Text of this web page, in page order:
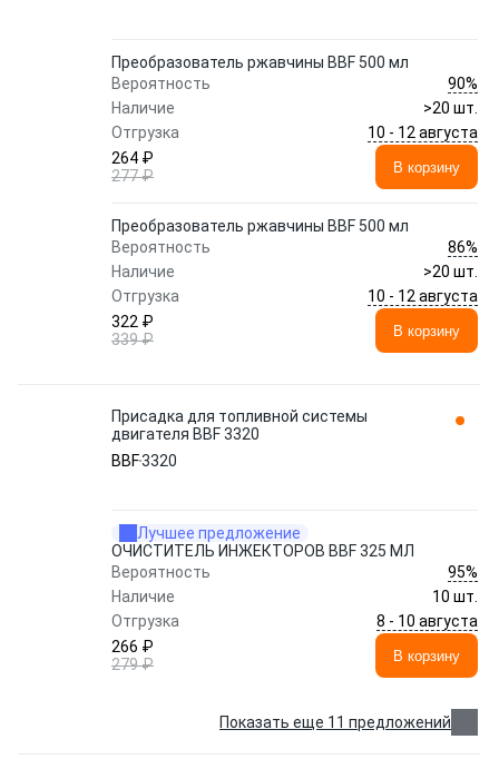
Преобразователь ржавчины BBF 500 мл
Вероятность
90%
Наличие
>20 шт.
Отгрузка
10 - 12 августа
264 ₽
277 ₽
В корзину
Преобразователь ржавчины BBF 500 мл
Вероятность
86%
Наличие
>20 шт.
Отгрузка
10 - 12 августа
322 ₽
339 ₽
В корзину
Присадка для топливной системы
двигателя BBF 3320
BBF3320
Лучшее предложение
ОЧИСТИТЕЛЬ ИНЖЕКТОРОВ BBF 325 МЛ
Вероятность
95%
Наличие
10 шт.
Отгрузка
8 - 10 августа
266 ₽
279 ₽
В корзину
Показать еще 11 предложений